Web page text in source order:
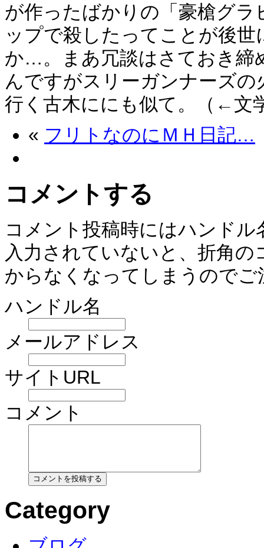
が作ったばかりの「豪槍グ
ップで殺したってことが後
か…。まあ冗談はさておき締
んですがスリーガンナーズ
行く古木ににも似て。（←文
« フリトなのにＭＨ日記…
コメントする
コメント投稿時にはハンド
入力されていないと、折角
からなくなってしまうのでご
ハンドル名
メールアドレス
サイトURL
コメント
Category